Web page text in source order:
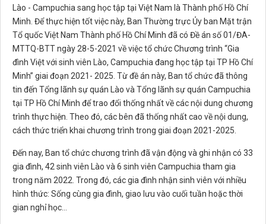
Lào - Campuchia sang học tập tại Việt Nam là Thành phố Hồ Chí
Minh. Để thực hiện tốt việc này, Ban Thường trực Ủy ban Mặt trận
Tổ quốc Việt Nam Thành phố Hồ Chí Minh đã có Đề án số 01/ĐA-
MTTQ-BTT ngày 28-5-2021 về việc tổ chức Chương trình “Gia
đình Việt với sinh viên Lào, Campuchia đang học tập tại TP Hồ Chí
Minh” giai đoạn 2021- 2025. Từ đề án này, Ban tổ chức đã thông
tin đến Tổng lãnh sự quán Lào và Tổng lãnh sự quán Campuchia
tại TP Hồ Chí Minh để trao đổi thống nhất về các nội dung chương
trình thực hiện. Theo đó, các bên đã thống nhất cao về nội dung,
cách thức triển khai chương trình trong giai đoạn 2021-2025.
Đến nay, Ban tổ chức chương trình đã vận động và ghi nhận có 33
gia đình, 42 sinh viên Lào và 6 sinh viên Campuchia tham gia
trong năm 2022. Trong đó, các gia đình nhận sinh viên với nhiều
hình thức: Sống cùng gia đình, giao lưu vào cuối tuần hoặc thời
gian nghỉ học…